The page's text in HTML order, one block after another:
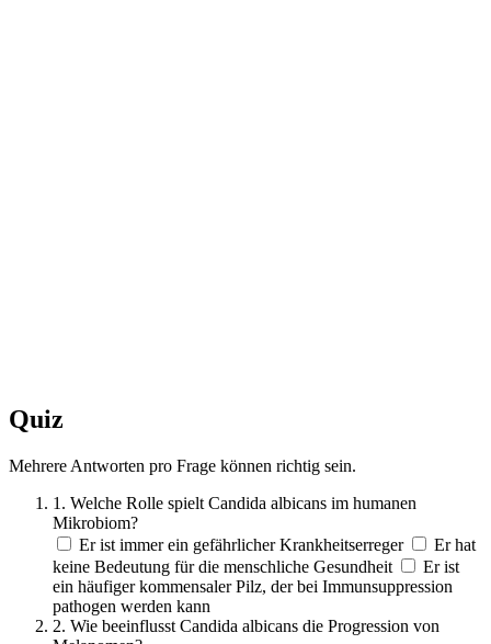
Quiz
Mehrere Antworten pro Frage können richtig sein.
1. Welche Rolle spielt Candida albicans im humanen
Mikrobiom?
Er ist immer ein gefährlicher Krankheitserreger
Er hat
keine Bedeutung für die menschliche Gesundheit
Er ist
ein häufiger kommensaler Pilz, der bei Immunsuppression
pathogen werden kann
2. Wie beeinflusst Candida albicans die Progression von